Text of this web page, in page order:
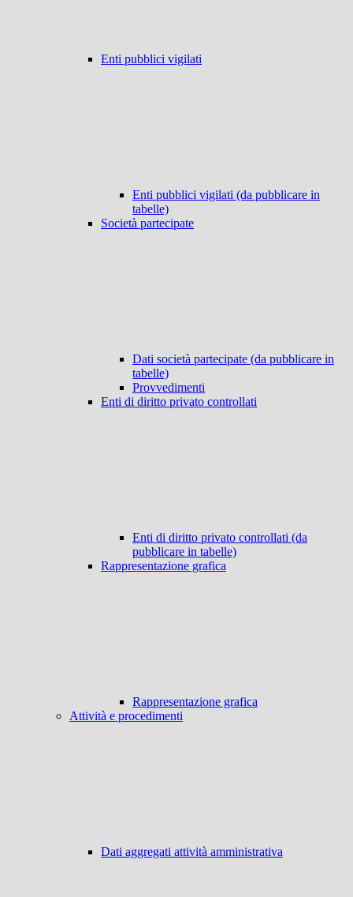
Enti pubblici vigilati
Enti pubblici vigilati (da pubblicare in
tabelle)
Società partecipate
Dati società partecipate (da pubblicare in
tabelle)
Provvedimenti
Enti di diritto privato controllati
Enti di diritto privato controllati (da
pubblicare in tabelle)
Rappresentazione grafica
Rappresentazione grafica
Attività e procedimenti
Dati aggregati attività amministrativa